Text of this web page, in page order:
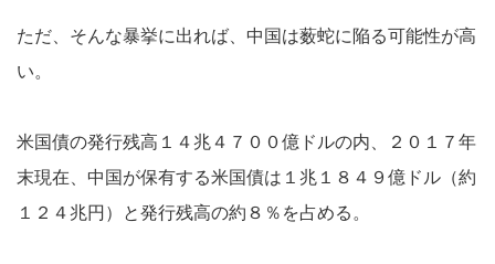
ただ、そんな暴挙に出れば、中国は薮蛇に陥る可能性が高
い。
米国債の発行残高１４兆４７００億ドルの内、２０１７年
末現在、中国が保有する米国債は１兆１８４９億ドル（約
１２４兆円）と発行残高の約８％を占める。